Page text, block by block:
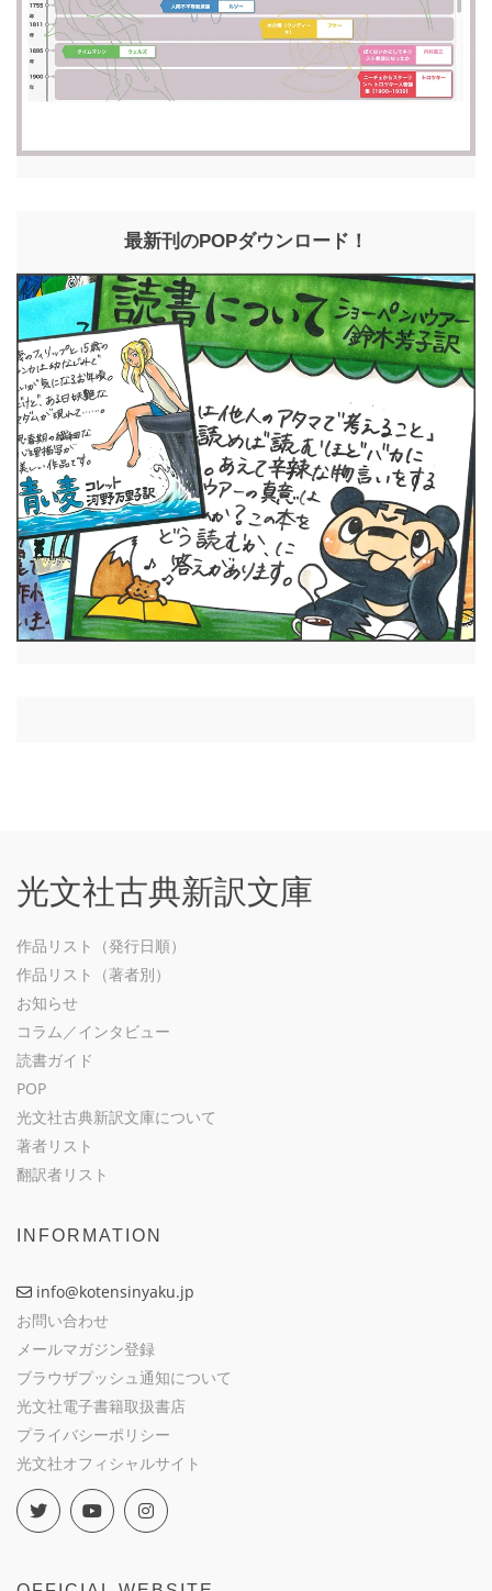
最新刊のPOPダウンロード！
光文社古典新訳文庫
作品リスト（発行日順）
作品リスト（著者別）
お知らせ
コラム／インタビュー
読書ガイド
POP
光文社古典新訳文庫について
著者リスト
翻訳者リスト
INFORMATION
info@kotensinyaku.jp
お問い合わせ
メールマガジン登録
ブラウザプッシュ通知について
光文社電子書籍取扱書店
プライバシーポリシー
光文社オフィシャルサイト